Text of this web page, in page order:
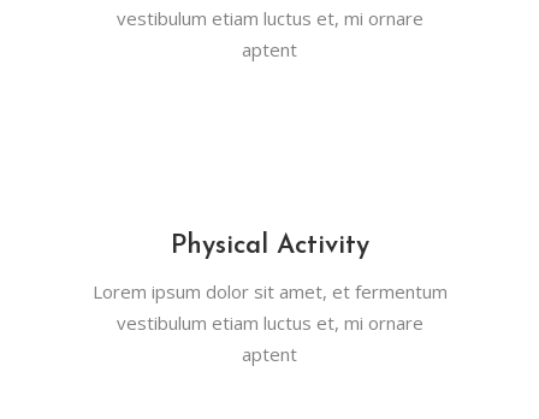
vestibulum etiam luctus et, mi ornare
aptent
Physical Activity
Lorem ipsum dolor sit amet, et fermentum
vestibulum etiam luctus et, mi ornare
aptent